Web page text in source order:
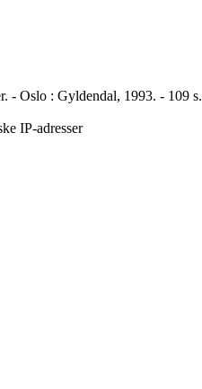
- Oslo : Gyldendal, 1993. - 109 s.
IP-adresser